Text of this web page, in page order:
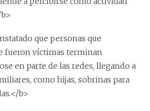
que personas que
fueron víctimas terminan
en parte de las redes, llegando a
como hijas, sobrinas para
b>